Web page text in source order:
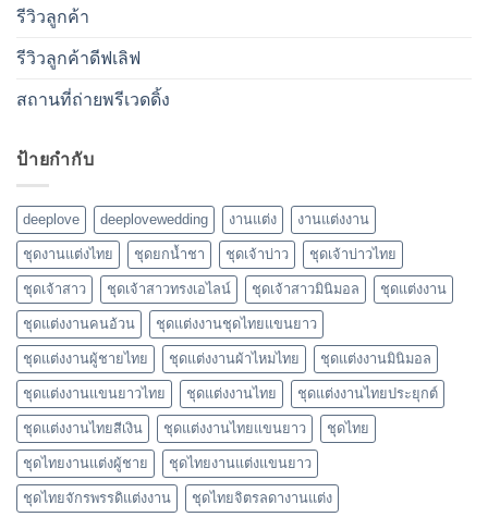
รีวิวลูกค้า
รีวิวลูกค้าดีฟเลิฟ
สถานที่ถ่ายพรีเวดดิ้ง
ป้ายกำกับ
deeplove deeplovewedding งานแต่ง งานแต่งงาน
ชุดงานแต่งไทย ชุดยกน้ำชา ชุดเจ้าบ่าว ชุดเจ้าบ่าวไทย
ชุดเจ้าสาว ชุดเจ้าสาวทรงเอไลน์ ชุดเจ้าสาวมินิมอล ชุดแต่งงาน
ชุดแต่งงานคนอ้วน ชุดแต่งงานชุดไทยแขนยาว
ชุดแต่งงานผู้ชายไทย ชุดแต่งงานผ้าไหมไทย ชุดแต่งงานมินิมอล
ชุดแต่งงานแขนยาวไทย ชุดแต่งงานไทย ชุดแต่งงานไทยประยุกต์
ชุดแต่งงานไทยสีเงิน ชุดแต่งงานไทยแขนยาว ชุดไทย
ชุดไทยงานแต่งผู้ชาย ชุดไทยงานแต่งแขนยาว
ชุดไทยจักรพรรดิแต่งงาน ชุดไทยจิตรลดางานแต่ง